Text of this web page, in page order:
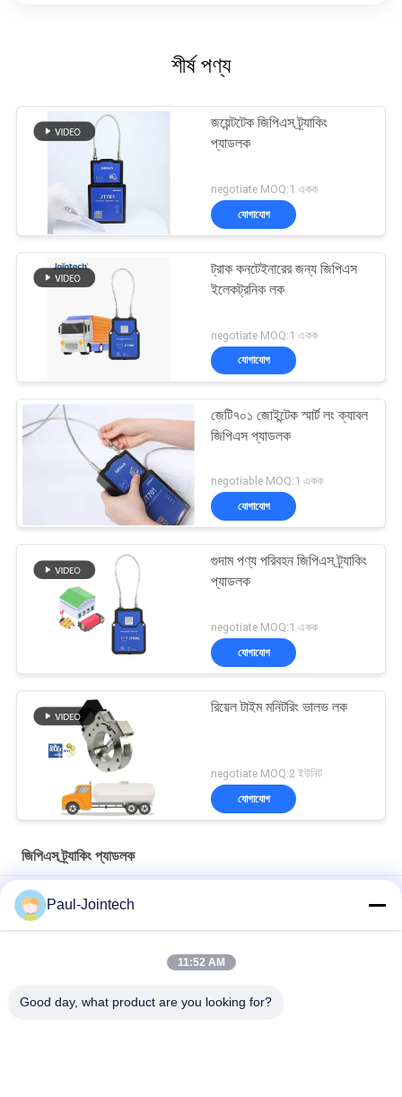
শীর্ষ পণ্য
জয়েন্টটেক জিপিএস ট্র্যাকিং
প্যাডলক
negotiate MOQ:1 একক
যোগাযোগ
ট্রাক কনটেইনারের জন্য জিপিএস
ইলেকট্রনিক লক
negotiate MOQ:1 একক
যোগাযোগ
জেটি৭০১ জোইন্টেক স্মার্ট লং ক্যাবল
জিপিএস প্যাডলক
negotiable MOQ:1 একক
যোগাযোগ
গুদাম পণ্য পরিবহন জিপিএস ট্র্যাকিং
প্যাডলক
negotiate MOQ:1 একক
যোগাযোগ
রিয়েল টাইম মনিটরিং ভালভ লক
negotiate MOQ:2 ইউনিট
যোগাযোগ
জিপিএস ট্র্যাকিং প্যাডলক
JT705A রিমোট আনলক সহ কার্গো পরিবহনের জন্য কনটেইনার জিপিএস ট্র্যাকিং লক
রিমোট কন্ট্রোল সহ অ্যান্টি চুরি 15000 এমএএইচ ব্যাটারি জিপিএস ট্র্যাকিং প্যাডলক
জোইন্টেক জেটি৭০৯এ কনটেইনার জিপিএস ট্র্যাকিং প্যাডলক ওয়াটারপ্রুফ ভ্যান ট্রাক
Paul-Jointech
11:52 AM
Good day, what product are you looking for?